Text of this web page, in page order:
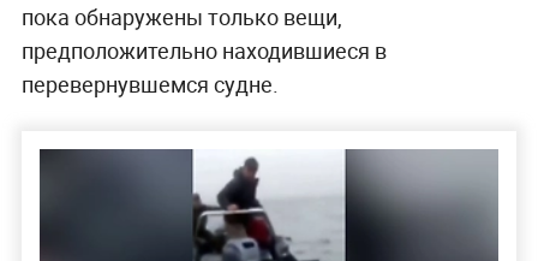
пока обнаружены только вещи,
предположительно находившиеся в
перевернувшемся судне.